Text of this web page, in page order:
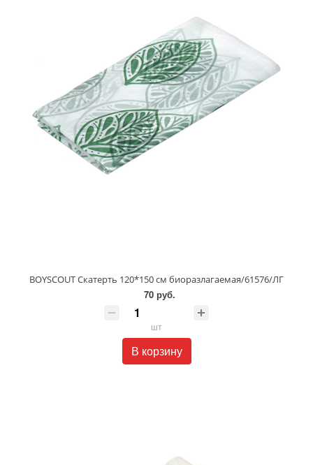
BOYSCOUT Скатерть 120*150 см биоразлагаемая/61576/ЛГ
70 руб.
шт
В корзину